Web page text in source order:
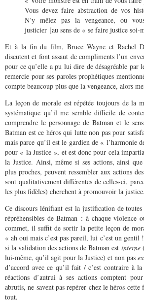
Vous devez faire abstraction de vos
N’y mêlez pas la vengeance, ou
justicier [au sens de « se faire justice soi-
Et à la fin du film, Bruce Wayne et Rachel
discutent et font assaut de compliments l’un
pour ce qu’elle a pu lui dire de désagréable par
remercie pour ses paroles prophétiques
compte beaucoup plus que la vengeance, alors
La leçon de morale est répétée toujours de la
systématique qu’il me semble difficile de
comprendre le personnage de Batman et le
Batman est ce héros qui lutte non pas pour
mais parce qu’il est le gardien de « l’harmonie
pour « la Justice », et est donc pour cela
la Justice. Ainsi, même si ses actions, ainsi
plus proches, peuvent ressembler aux actions
sont qualitativement différentes de celles-ci,
les plus fidèles) cherchent à promouvoir la justice.
Ce discours lénifiant est la justification de
répréhensibles de Batman : à chaque violence
commet, il suffit de sortir la petite leçon de
« ah oui mais c’est pas pareil, lui c’est un
si la validation des actions de Batman est interne
lui-même, qu’il agit pour la Justice) et non pas
d’accord avec ce qu’il fait / c’est contraire à
réactions d’autrui à ses actions comptent
abrutis, ne savent pas repérer chez le héros
tout.